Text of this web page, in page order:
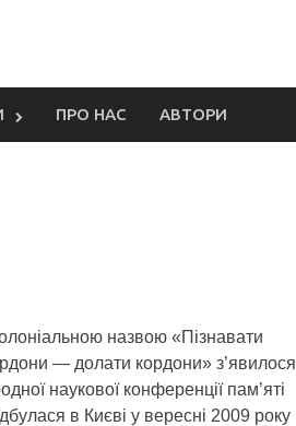
ПРО НАС АВТОРИ
назвою «Пізнавати
— долати кордони» з’явилося
наукової конференції пам’яті
в Києві у вересні 2009 року